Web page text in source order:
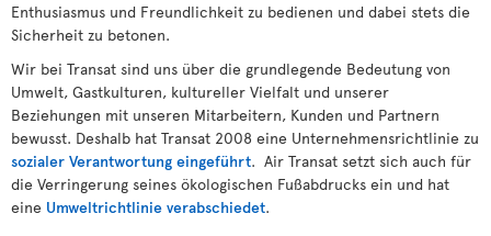
Enthusiasmus und Freundlichkeit zu bedienen und dabei stets die
Sicherheit zu betonen.
Wir bei Transat sind uns über die grundlegende Bedeutung von
Umwelt, Gastkulturen, kultureller Vielfalt und unserer
Beziehungen mit unseren Mitarbeitern, Kunden und Partnern
bewusst. Deshalb hat Transat 2008 eine Unternehmensrichtlinie zu
sozialer Verantwortung eingeführt. Air Transat setzt sich auch für
die Verringerung seines ökologischen Fußabdrucks ein und hat
eine Umweltrichtlinie verabschiedet.